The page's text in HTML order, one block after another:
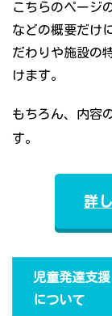
こちらのページ
などの概要だけ
だわりや施設の
けます。
もちろん、内容
す。
詳
児童発達支
について